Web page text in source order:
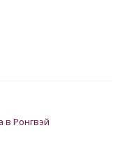
в Ронгвэй